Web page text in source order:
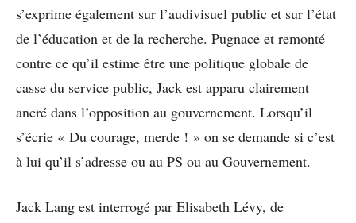
s’exprime également sur l’audivisuel public et sur l’état
de l’éducation et de la recherche. Pugnace et remonté
contre ce qu’il estime être une politique globale de
casse du service public, Jack est apparu clairement
ancré dans l’opposition au gouvernement. Lorsqu’il
s’écrie « Du courage, merde ! » on se demande si c’est
à lui qu’il s’adresse ou au PS ou au Gouvernement.
Jack Lang est interrogé par Elisabeth Lévy, de